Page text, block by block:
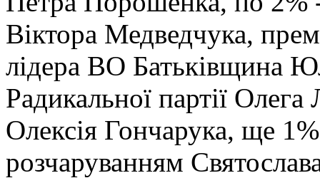
Віктора Медведчука,
лідера ВО Батьківщина
Радикальної партії
Олексія Гончарука, ще
розчаруванням